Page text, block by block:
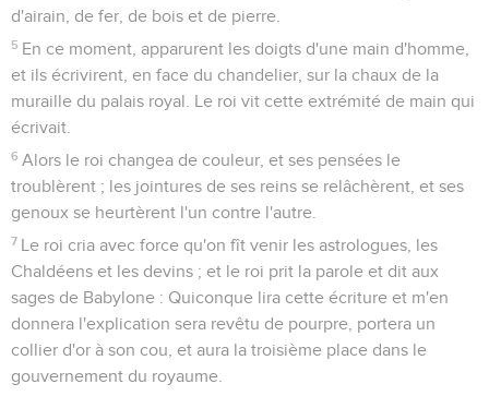
d'airain, de fer, de bois et de pierre.
5 En ce moment, apparurent les doigts d'une main d'homme,
et ils écrivirent, en face du chandelier, sur la chaux de la
muraille du palais royal. Le roi vit cette extrémité de main qui
écrivait.
6 Alors le roi changea de couleur, et ses pensées le
troublèrent ; les jointures de ses reins se relâchèrent, et ses
genoux se heurtèrent l'un contre l'autre.
7 Le roi cria avec force qu'on fît venir les astrologues, les
Chaldéens et les devins ; et le roi prit la parole et dit aux
sages de Babylone : Quiconque lira cette écriture et m'en
donnera l'explication sera revêtu de pourpre, portera un
collier d'or à son cou, et aura la troisième place dans le
gouvernement du royaume.